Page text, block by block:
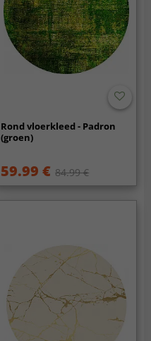
Rond vloerkleed - Padron
(groen)
59.99 € 84.99 €